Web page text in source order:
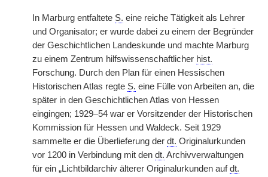
In Marburg entfaltete S. eine reiche Tätigkeit als Lehrer
und Organisator; er wurde dabei zu einem der Begründer
der Geschichtlichen Landeskunde und machte Marburg
zu einem Zentrum hilfswissenschaftlicher hist.
Forschung. Durch den Plan für einen Hessischen
Historischen Atlas regte S. eine Fülle von Arbeiten an, die
später in den Geschichtlichen Atlas von Hessen
eingingen; 1929–54 war er Vorsitzender der Historischen
Kommission für Hessen und Waldeck. Seit 1929
sammelte er die Überlieferung der dt. Originalurkunden
vor 1200 in Verbindung mit den dt. Archivverwaltungen
für ein „Lichtbildarchiv älterer Originalurkunden aufdt.